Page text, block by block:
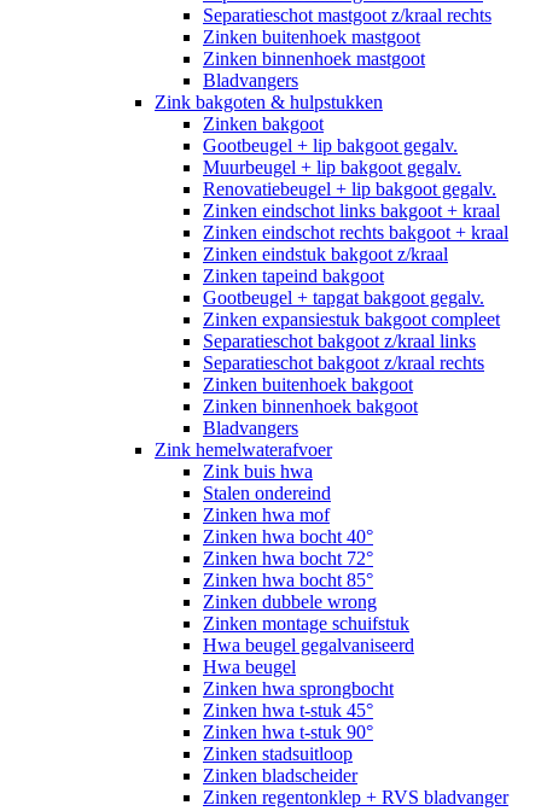
Separatieschot mastgoot z/kraal rechts
Zinken buitenhoek mastgoot
Zinken binnenhoek mastgoot
Bladvangers
Zink bakgoten & hulpstukken
Zinken bakgoot
Gootbeugel + lip bakgoot gegalv.
Muurbeugel + lip bakgoot gegalv.
Renovatiebeugel + lip bakgoot gegalv.
Zinken eindschot links bakgoot + kraal
Zinken eindschot rechts bakgoot + kraal
Zinken eindstuk bakgoot z/kraal
Zinken tapeind bakgoot
Gootbeugel + tapgat bakgoot gegalv.
Zinken expansiestuk bakgoot compleet
Separatieschot bakgoot z/kraal links
Separatieschot bakgoot z/kraal rechts
Zinken buitenhoek bakgoot
Zinken binnenhoek bakgoot
Bladvangers
Zink hemelwaterafvoer
Zink buis hwa
Stalen ondereind
Zinken hwa mof
Zinken hwa bocht 40°
Zinken hwa bocht 72°
Zinken hwa bocht 85°
Zinken dubbele wrong
Zinken montage schuifstuk
Hwa beugel gegalvaniseerd
Hwa beugel
Zinken hwa sprongbocht
Zinken hwa t-stuk 45°
Zinken hwa t-stuk 90°
Zinken stadsuitloop
Zinken bladscheider
Zinken regentonklep + RVS bladvanger